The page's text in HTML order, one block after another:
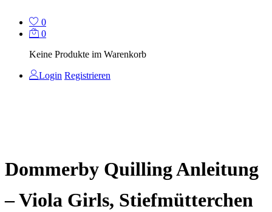
0
0
Keine Produkte im Warenkorb
Login Registrieren
Dommerby Quilling Anleitung
– Viola Girls, Stiefmütterchen